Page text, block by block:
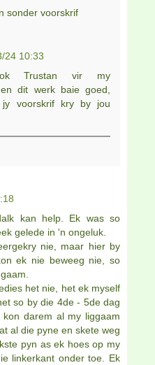
sonder voorskrif
24 10:33
Trustan vir my
en dit werk baie goed,
jy voorskrif kry by jou
kan help. Ek was so
gelede in 'n ongeluk.
nie, maar hier by
ek nie beweeg nie, so
het nie, het ek myself
so by die 4de - 5de dag
darem al my liggaam
al die pyne en skete weg
pyn as ek hoes op my
linkerkant onder toe. Ek